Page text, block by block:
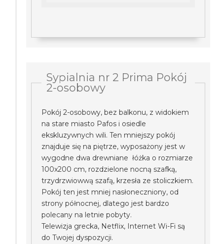
Sypialnia nr 2 Prima Pokój
2-osobowy
Pokój 2-osobowy, bez balkonu, z widokiem
na stare miasto Pafos i osiedle
ekskluzywnych wili. Ten mniejszy pokój
znajduje się na piętrze, wyposażony jest w
wygodne dwa drewniane łóżka o rozmiarze
100x200 cm, rozdzielone nocną szafką,
trzydrzwiowwą szafą, krzesła ze stoliczkiem.
Pokój ten jest mniej nasłoneczniony, od
strony północnej, dlatego jest bardzo
polecany na letnie pobyty.
Telewizja grecka, Netflix, Internet Wi-Fi są
do Twojej dyspozycji.